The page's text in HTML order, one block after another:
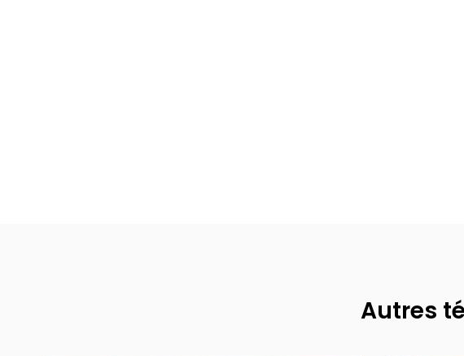
Autres